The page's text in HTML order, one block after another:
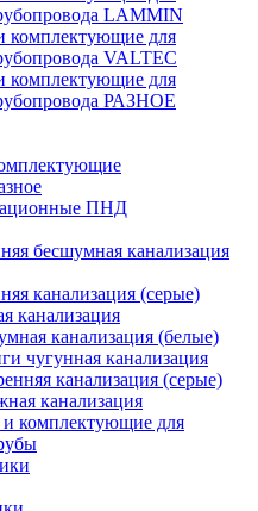
LAMMIN
комплектующие для
VALTEC
комплектующие для
РАЗНОЕ
ПНД
бесшумная канализация
канализация (серые)
канализация
канализация (белые)
чугунная канализация
канализация (серые)
канализация
комплектующие для